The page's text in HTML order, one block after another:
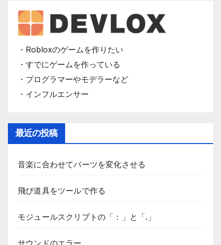
・Robloxのゲームを作りたい
・すでにゲームを作っている
・プログラマーやモデラーなど
・インフルエンサー
最近の投稿
音楽に合わせてパーツを変化させる
飛び道具をツールで作る
モジュールスクリプトの「：」と「.」